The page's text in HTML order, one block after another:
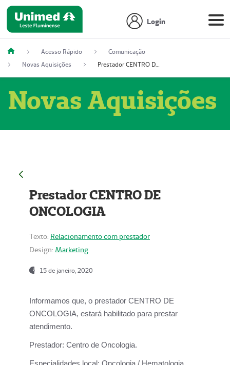
Login
Acesso Rápido
Comunicação
Novas Aquisições
Prestador CENTRO DE ONCOLOGIA
Novas Aquisições
Prestador CENTRO DE
ONCOLOGIA
Texto: Relacionamento com prestador
Design: Marketing
15 de janeiro, 2020
Informamos que, o prestador CENTRO DE
ONCOLOGIA, estará habilitado para prestar
atendimento.
Prestador: Centro de Oncologia.